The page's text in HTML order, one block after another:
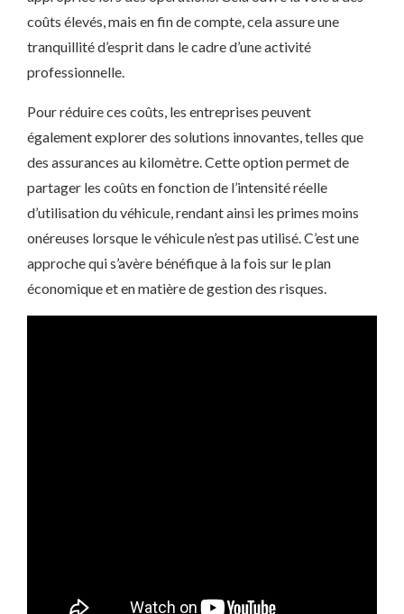
coûts élevés, mais en fin de compte, cela assure une
tranquillité d’esprit dans le cadre d’une activité
professionnelle.
Pour réduire ces coûts, les entreprises peuvent
également explorer des solutions innovantes, telles que
des assurances au kilomètre. Cette option permet de
partager les coûts en fonction de l’intensité réelle
d’utilisation du véhicule, rendant ainsi les primes moins
onéreuses lorsque le véhicule n’est pas utilisé. C’est une
approche qui s’avère bénéfique à la fois sur le plan
économique et en matière de gestion des risques.